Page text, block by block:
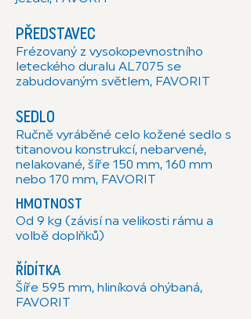
PŘEDSTAVEC
Frézovaný z vysokopevnostního
leteckého duralu AL7075 se
zabudovaným světlem, FAVORIT
SEDLO
Ručně vyráběné celo kožené sedlo s
titanovou konstrukcí, nebarvené,
nelakované, šíře 150 mm, 160 mm
nebo 170 mm, FAVORIT
HMOTNOST
Od 9 kg (závisí na velikosti rámu a
volbě doplňků)
ŘÍDÍTKA
Šíře 595 mm, hliníková ohýbaná,
FAVORIT